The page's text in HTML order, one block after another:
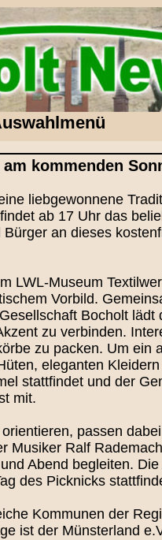
kommenden
liebgewonnene
ab 17 Uhr das
an dieses
LWL-Museum
Vorbild.
Bocholt
zu verbinden.
zu packen. Um ein
eleganten
stattfindet und der
mit.
passen
Ralf
Abend begleiten.
des Picknicks
Kommunen der
ist der Münsterland